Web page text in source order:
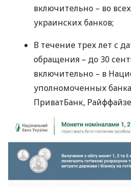
включительно – во
украинских банков;
В течение трех лет с
обращения – до 30
включительно – в
уполномоченных
ПриватБанк,